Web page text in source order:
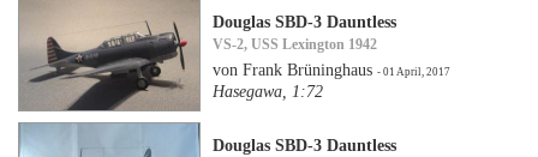
Douglas SBD-3 Dauntless
VS-2, USS Lexington 1942
von Frank Brüninghaus- 01 April, 2017
Hasegawa, 1:72
Douglas SBD-3 Dauntless